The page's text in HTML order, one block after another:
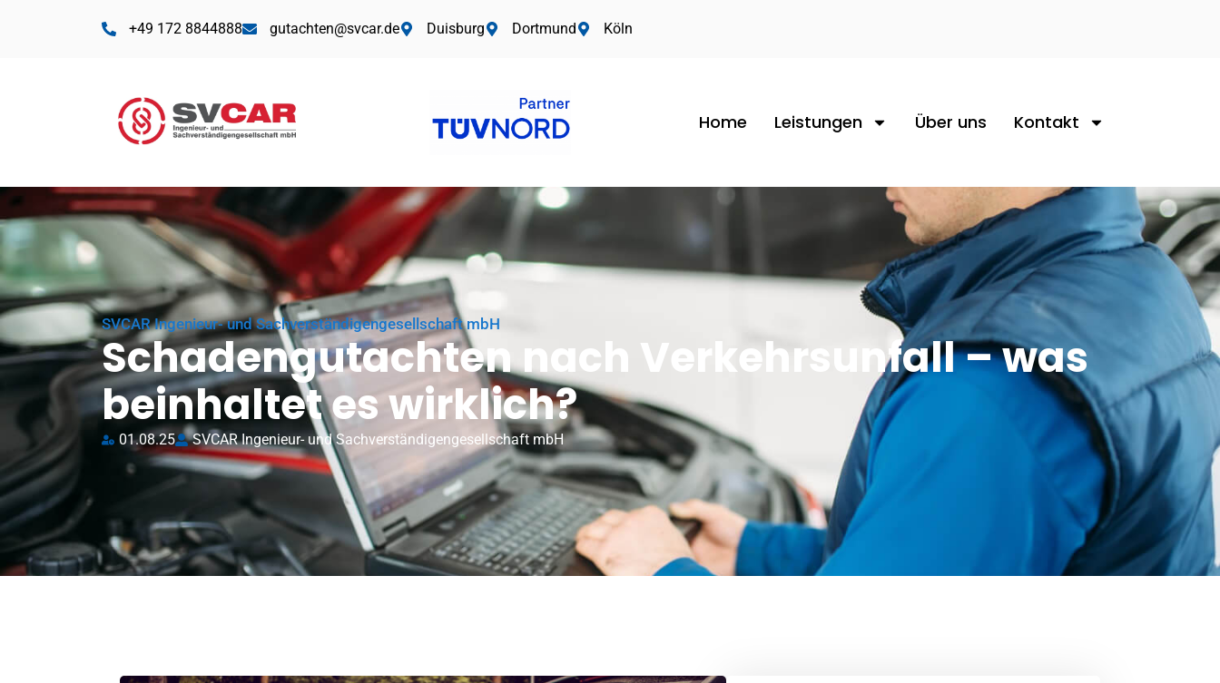
+49 172 8844888 gutachten@svcar.de Duisburg Dortmund Köln
Home Leistungen Über uns Kontakt
SVCAR Ingenieur- und Sachverständigengesellschaft mbH
Schadengutachten nach Verkehrsunfall – was
beinhaltet es wirklich?
01.08.25 SVCAR Ingenieur- und Sachverständigengesellschaft mbH